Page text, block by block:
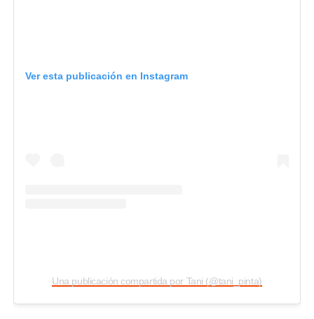
Ver esta publicación en Instagram
Una publicación compartida por Tani (@tani_pinta)